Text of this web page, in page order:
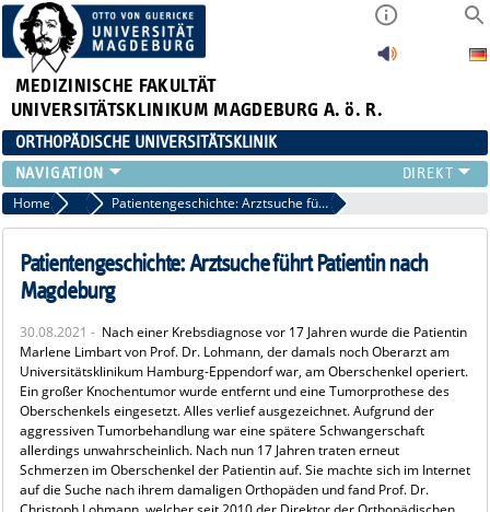
MEDIZINISCHE FAKULTÄT
UNIVERSITÄTSKLINIKUM MAGDEBURG A. ö. R.
ORTHOPÄDISCHE UNIVERSITÄTSKLINIK
TEAM
KLINIK
ÄRZTE
PATIENTEN
EXP. ORTHOPÄDIE
ENDOPROTHETIKZENTRUM DER MAXIMALVERSORGUNG
Home Aktuelles Patientengeschichte: Arztsuche führt Patientin nach Magdeburg
Patientengeschichte: Arztsuche führt Patientin nach
Magdeburg
30.08.2021 - Nach einer Krebsdiagnose vor 17 Jahren wurde die Patientin
Marlene Limbart von Prof. Dr. Lohmann, der damals noch Oberarzt am
Universitätsklinikum Hamburg-Eppendorf war, am Oberschenkel operiert.
Ein großer Knochentumor wurde entfernt und eine Tumorprothese des
Oberschenkels eingesetzt. Alles verlief ausgezeichnet. Aufgrund der
aggressiven Tumorbehandlung war eine spätere Schwangerschaft
allerdings unwahrscheinlich. Nach nun 17 Jahren traten erneut
Schmerzen im Oberschenkel der Patientin auf. Sie machte sich im Internet
auf die Suche nach ihrem damaligen Orthopäden und fand Prof. Dr.